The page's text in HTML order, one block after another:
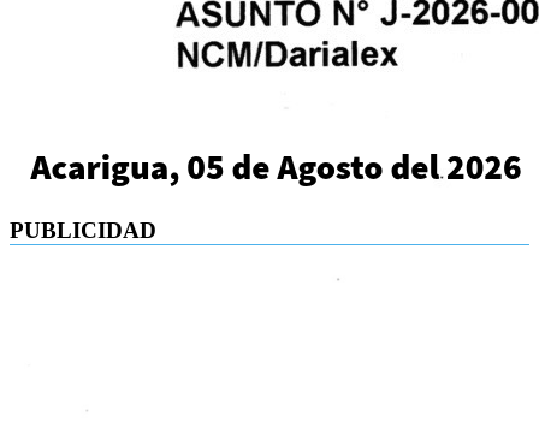
PUBLICIDAD